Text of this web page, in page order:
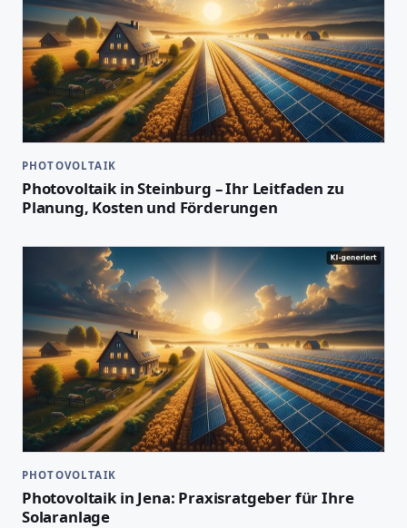
PHOTOVOLTAIK
Photovoltaik in Steinburg – Ihr Leitfaden zu
Planung, Kosten und Förderungen
PHOTOVOLTAIK
Photovoltaik in Jena: Praxisratgeber für Ihre
Solaranlage